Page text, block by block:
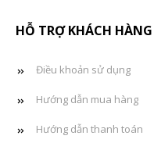
HỖ TRỢ KHÁCH HÀNG
Điều khoản sử dụng
Hướng dẫn mua hàng
Hướng dẫn thanh toán